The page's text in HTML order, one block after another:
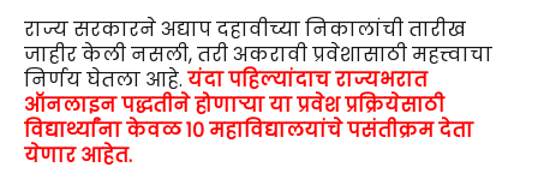
राज्य सरकारने अद्याप दहावीच्या निकालांची तारीख
जाहीर केली नसली, तरी अकरावी प्रवेशासाठी महत्त्वाचा
निर्णय घेतला आहे. यंदा पहिल्यांदाच राज्यभरात
ऑनलाइन पद्धतीने होणाऱ्या या प्रवेश प्रक्रियेसाठी
विद्यार्थ्यांना केवळ १० महाविद्यालयांचे पसंतीक्रम देता
येणार आहेत.